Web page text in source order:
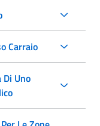
Carraio
Di Uno